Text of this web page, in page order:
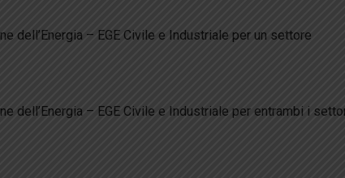
dell’Energia – EGE Civile e Industriale per un settore
dell’Energia – EGE Civile e Industriale per entrambi i